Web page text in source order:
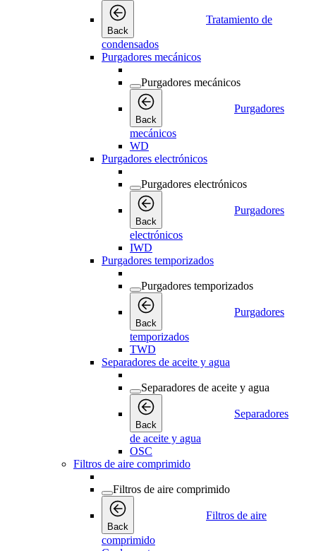
Back
Tratamiento de
condensados
Purgadores mecánicos
Purgadores mecánicos
Back
Purgadores
mecánicos
WD
Purgadores electrónicos
Purgadores electrónicos
Back
Purgadores
electrónicos
IWD
Purgadores temporizados
Purgadores temporizados
Back
Purgadores
temporizados
TWD
Separadores de aceite y agua
Separadores de aceite y agua
Back
Separadores
de aceite y agua
OSC
Filtros de aire comprimido
Filtros de aire comprimido
Back
Filtros de aire
comprimido